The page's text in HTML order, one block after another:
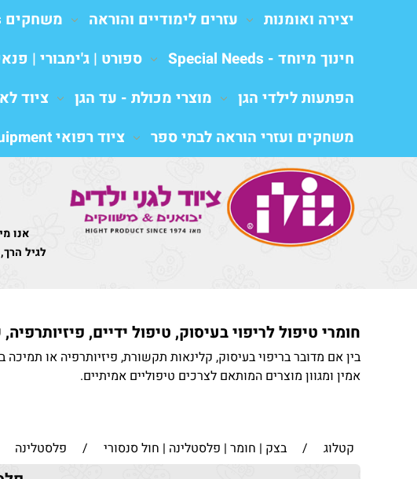
אנו
לגיל
יצירה ואומנות עזרים לימודיים והוראה משחקים Educational materials
חינוך מיוחד - Special Needs
ספורט | ג'ימבורי |
הפתעות לילדי הגן
מוצרי מכולת - עד הגן ציוד
משחקים ועזרי הוראה לבתי ספר
ציוד רפואי Medical equipment
חומרי טיפול לריפוי בעיסוק, טיפול ידיים,
בין אם מדובר בריפוי בעיסוק, קלינאות תקשורת, פיזיותרפיה או
אמין ומגוון מוצרים המותאם לצרכים טיפוליים אמיתיים.
קטלוג / בצק | חומר | פלסטלינה | חול סנסורי / פלסטלינה